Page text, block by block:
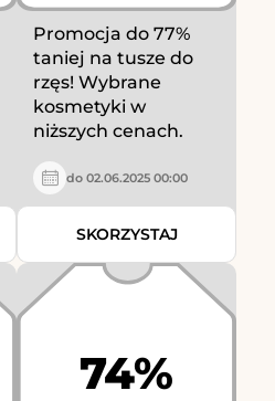
Promocja do 77%
taniej na tusze do
rzęs! Wybrane
kosmetyki w
niższych cenach.
do 02.06.2025 00:00
SKORZYSTAJ
74%